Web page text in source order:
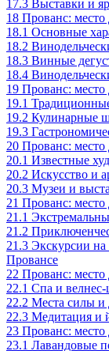
17.3 Выставки и
18 Прованс: место
18.1 Основные
18.2
18.3 Винные
18.4
19 Прованс: место
19.1
19.2 Кулинарные
19.3
20 Прованс: место
20.1 Известные
20.2 Искусство и
20.3 Музеи и
21 Прованс:
21.1
21.2
21.3 Экскурсии на
Провансе
22 Прованс: место
22.1 Спа и
22.2 Места силы и
22.3 Медитация и
23 Прованс: место
23.1 Лавандовые